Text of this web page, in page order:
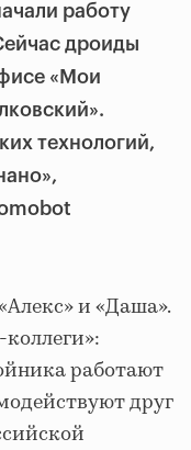
работу
дроиды
«Мои
технологий,
и «Даша».
работают
друг